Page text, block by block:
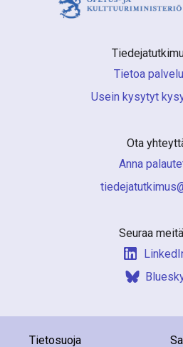
Tietoa
Usein kysytyt
Ota
Anna
Seuraa meitä
Tietosuoja